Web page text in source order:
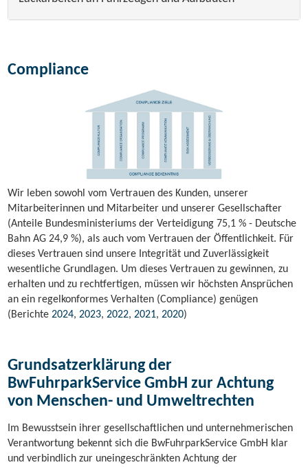
Compliance
Wir leben sowohl vom Vertrauen des Kunden, unserer
Mitarbeiterinnen und Mitarbeiter und unserer Gesellschafter
(Anteile Bundesministeriums der Verteidigung 75,1 % - Deutsche
Bahn AG 24,9 %), als auch vom Vertrauen der Ö­ffentlichkeit. Für
dieses Vertrauen sind unsere Integrität und Zuverlässigkeit
wesentliche Grundlagen. Um dieses Vertrauen zu gewinnen, zu
erhalten und zu rechtfertigen, müssen wir höchsten Ansprüchen
an ein regelkonformes Verhalten (Compliance)genügen
(Berichte2024,2023,2022,2021,2020)
Grundsatzerklärung der
BwFuhrparkService GmbH zur Achtung
von Menschen- und Umweltrechten
Im Bewusstsein ihrer gesellschaftlichen und unternehmerischen
Verantwortung bekennt sich die BwFuhrparkService GmbH klar
und verbindlich zur uneingeschränkten Achtung der